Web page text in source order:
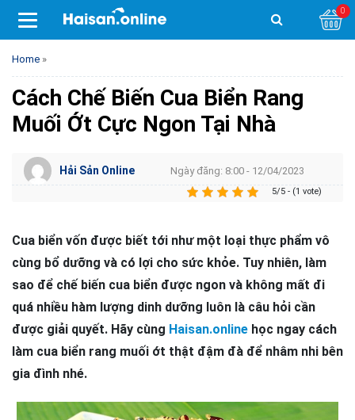
0
Home »
Cách Chế Biến Cua Biển Rang
Muối Ớt Cực Ngon Tại Nhà
Hải Sản Online Ngày đăng: 8:00 - 12/04/2023
5/5 - (1 vote)
Cua biển vốn được biết tới như một loại thực phẩm vô
cùng bổ dưỡng và có lợi cho sức khỏe. Tuy nhiên, làm
sao để chế biến cua biển được ngon và không mất đi
quá nhiều hàm lượng dinh dưỡng luôn là câu hỏi cần
được giải quyết. Hãy cùng Haisan.online học ngay cách
làm cua biển rang muối ớt thật đậm đà để nhâm nhi bên
gia đình nhé.